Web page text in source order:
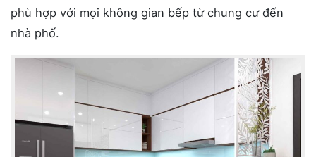
phù hợp với mọi không gian bếp từ chung cư đến
nhà phố.